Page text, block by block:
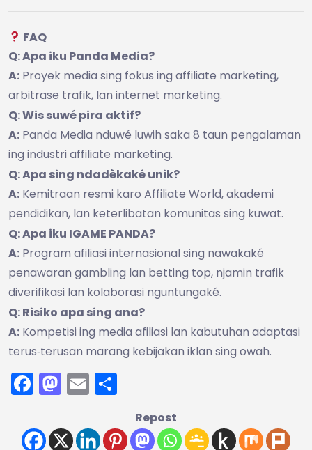
FAQ
Q: Apa iku Panda Media?
A: Proyek media sing fokus ing affiliate marketing,
arbitrase trafik, lan internet marketing.
Q: Wis suwé pira aktif?
A: Panda Media nduwé luwih saka 8 taun pengalaman
ing industri affiliate marketing.
Q: Apa sing ndadèkaké unik?
A: Kemitraan resmi karo Affiliate World, akademi
pendidikan, lan keterlibatan komunitas sing kuwat.
Q: Apa iku IGAME PANDA?
A: Program afiliasi internasional sing nawakaké
penawaran gambling lan betting top, njamin trafik
diverifikasi lan kolaborasi nguntungaké.
Q: Risiko apa sing ana?
A: Kompetisi ing media afiliasi lan kabutuhan adaptasi
terus‑terusan marang kebijakan iklan sing owah.
Facebook
Mastodon
Email
Repost